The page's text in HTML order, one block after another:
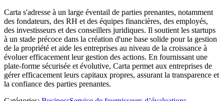
Carta s'adresse à un large éventail de parties prenantes, notamment
des fondateurs, des RH et des équipes financières, des employés,
des investisseurs et des conseillers juridiques. Il soutient les startups
à un stade précoce dans la création d'une base solide pour la gestion
de la propriété et aide les entreprises au niveau de la croissance à
évoluer efficacement leur gestion des actions. En fournissant une
plate-forme sécurisée et évolutive, Carta permet aux entreprises de
gérer efficacement leurs capitaux propres, assurant la transparence et
la confiance des parties prenantes.